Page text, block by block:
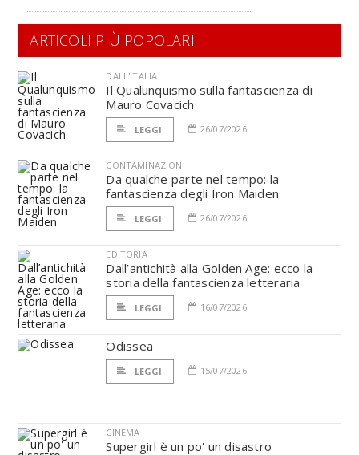
ARTICOLI PIÙ POPOLARI
DALL'ITALIA
Il Qualunquismo sulla fantascienza di
Mauro Covacich
LEGGI 26/07/2026
CONTAMINAZIONI
Da qualche parte nel tempo: la
fantascienza degli Iron Maiden
LEGGI 26/07/2026
EDITORIA
Dall’antichità alla Golden Age: ecco la
storia della fantascienza letteraria
LEGGI 16/07/2026
Odissea
LEGGI 15/07/2026
CINEMA
Supergirl è un po' un disastro